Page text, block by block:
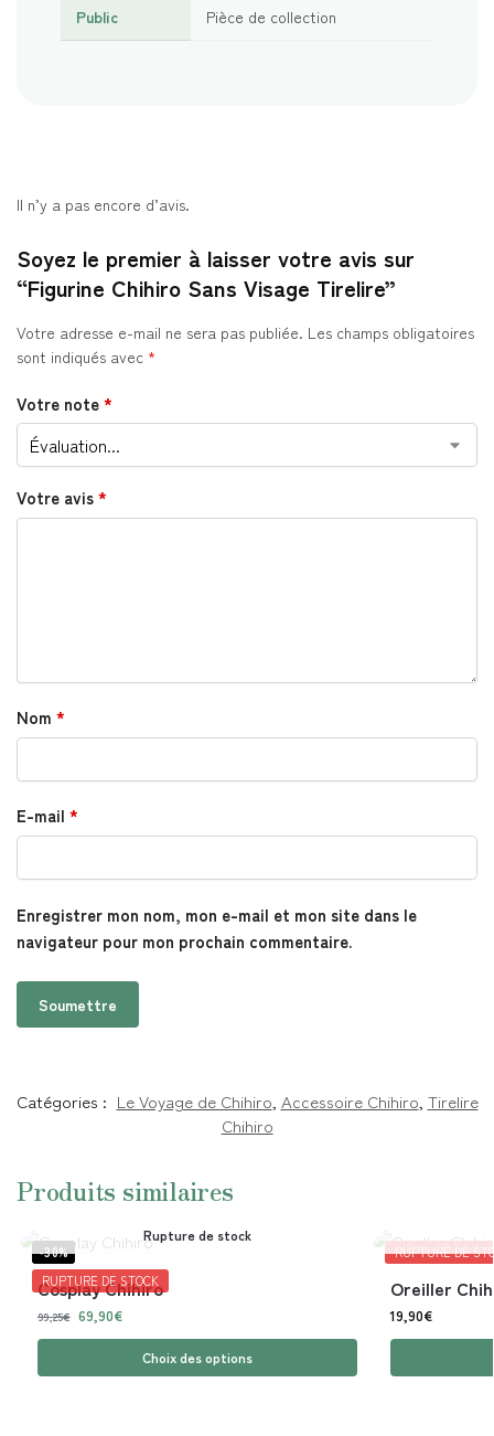
Public Pièce de collection
Il n’y a pas encore d’avis.
Soyez le premier à laisser votre avis sur
“Figurine Chihiro Sans Visage Tirelire”
Votre adresse e-mail ne sera pas publiée. Les champs obligatoires
sont indiqués avec *
Votre note*
Votre avis*
Nom *
E-mail *
Enregistrer mon nom, mon e-mail et mon site dans le
navigateur pour mon prochain commentaire.
Catégories : Le Voyage de Chihiro, Accessoire Chihiro, Tirelire
Chihiro
Produits similaires
-30%
RUPTURE DE STOCK
Rupture de stock
Cosplay Chihiro
99,25€ 69,90€
Choix des options
RUPTURE DE
Oreiller
19,90€